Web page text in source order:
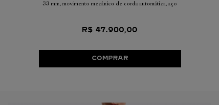
33 mm, movimento mecânico de corda automática, aço
R$ 47.900,00
COMPRAR